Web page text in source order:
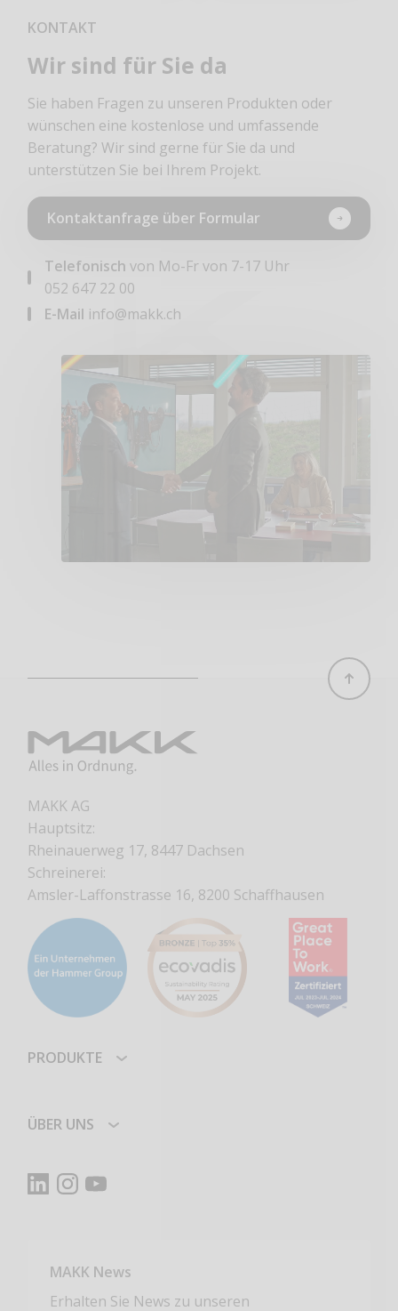
KONTAKT
Wir sind für Sie da
Sie haben Fragen zu unseren Produkten oder
wünschen eine kostenlose und umfassende
Beratung? Wir sind gerne für Sie da und
unterstützen Sie bei Ihrem Projekt.
Kontaktanfrage über Formular
Telefonisch von Mo-Fr von 7-17 Uhr
052 647 22 00
E-Mail info@makk.ch
MAKK AG
Hauptsitz:
Rheinauerweg 17, 8447 Dachsen
Schreinerei:
Amsler-Laffonstrasse 16, 8200 Schaffhausen
PRODUKTE
ÜBER UNS
MAKK News
Erhalten Sie News zu unseren